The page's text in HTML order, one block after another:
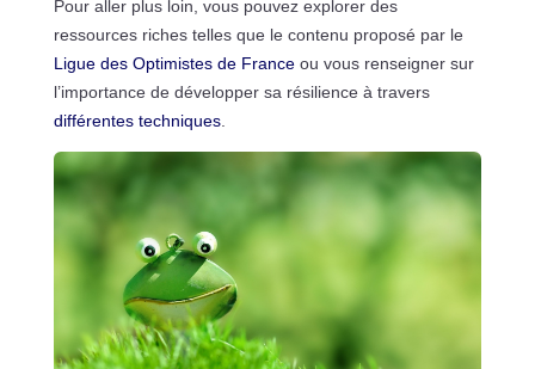
Pour aller plus loin, vous pouvez explorer des
ressources riches telles que le contenu proposé par le
Ligue des Optimistes de Franceou vous renseigner sur
l’importance de développer sa résilience à travers
différentes techniques.